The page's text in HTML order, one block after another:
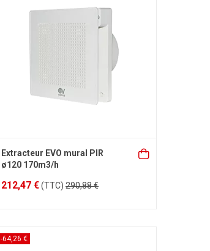
Extracteur EVO mural PIR
ø120 170m3/h
212,47 €(TTC) 290,88 €
-64,26 €